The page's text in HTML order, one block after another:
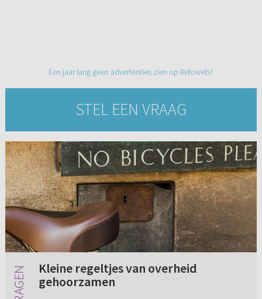
Een jaar lang geen advertenties zien op Refoweb?
STEL EEN VRAAG
Kleine regeltjes van overheid
gehoorzamen